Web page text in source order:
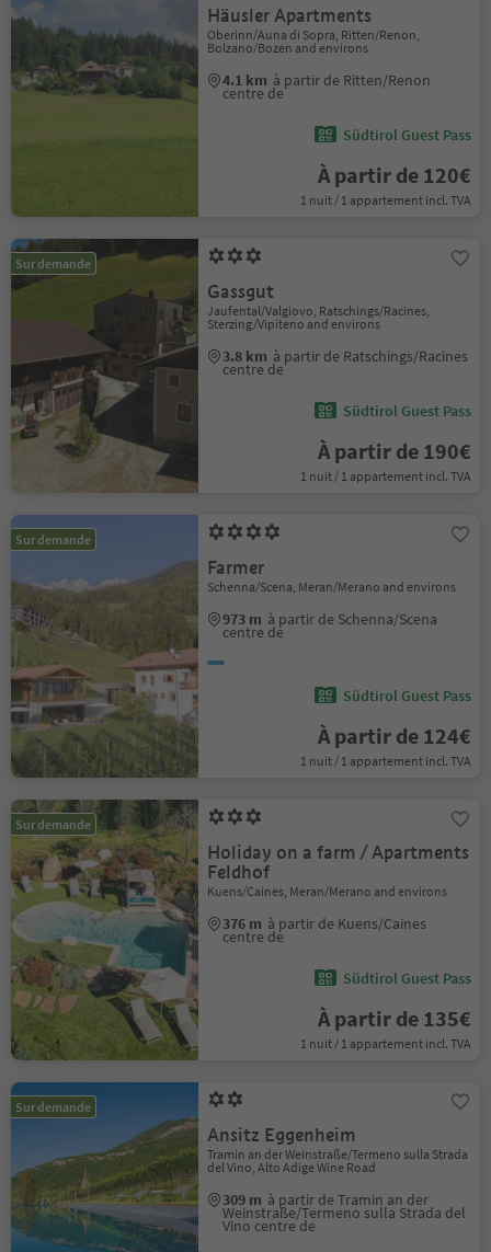
Häusler Apartments
Oberinn/Auna di Sopra, Ritten/Renon,
Bolzano/Bozen and environs
4.1 km à partir de Ritten/Renon
centre de
Südtirol Guest Pass
À partir de 120€
1 nuit / 1 appartement incl. TVA
Sur demande
Gassgut
Jaufental/Valgiovo, Ratschings/Racines,
Sterzing/Vipiteno and environs
3.8 km à partir de Ratschings/Racines
centre de
Südtirol Guest Pass
À partir de 190€
1 nuit / 1 appartement incl. TVA
Sur demande
Farmer
Schenna/Scena, Meran/Merano and environs
973 m à partir de Schenna/Scena
centre de
Südtirol Guest Pass
À partir de 124€
1 nuit / 1 appartement incl. TVA
Sur demande
Holiday on a farm / Apartments
Feldhof
Kuens/Caines, Meran/Merano and environs
376 m à partir de Kuens/Caines
centre de
Südtirol Guest Pass
À partir de 135€
1 nuit / 1 appartement incl. TVA
Sur demande
Ansitz Eggenheim
Tramin an der Weinstraße/Termeno sulla Strada
del Vino, Alto Adige Wine Road
309 m à partir de Tramin an der
Weinstraße/Termeno sulla Strada del
Vino centre de